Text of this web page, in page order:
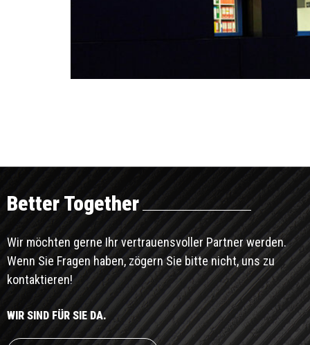
Better Together
Wir möchten gerne Ihr vertrauensvoller Partner werden.
Wenn Sie Fragen haben, zögern Sie bitte nicht, uns zu
kontaktieren!
WIR SIND FÜR SIE DA.